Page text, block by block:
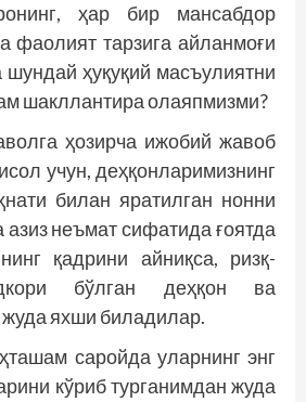
ҳар бир мансабдор
фаолият тарзига айланмоғи
шундай ҳуқуқий масъулиятни
шакллантира олаяпмизми?
ҳозирча ижобий жавоб
учун, деҳқонларимизнинг
билан яратилган нонни
азиз неъмат сифатида ғоятда
қадрини айниқса, ризқ-
бўлган деҳқон ва
яхши биладилар.
саройда уларнинг энг
кўриб турганимдан жуда